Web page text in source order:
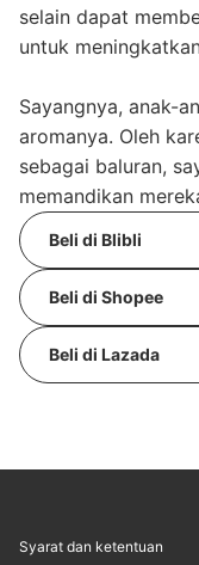
selain dapat
untuk
Sayangnya, anak-
aromanya. Oleh
sebagai baluran,
memandikan
Beli di Blibli
Beli di Shopee
Beli di Lazada
Syarat dan ketentuan